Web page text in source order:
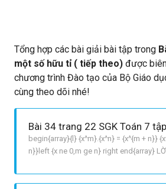
Tổng hợp các bài giải bài tập trong
một số hữu tỉ ( tiếp theo) được
chương trình Đào tạo của Bộ Giáo
cùng theo dõi nhé!
Bài 34 trang 22 SGK Toán 7
begin{array}{l} {x^m}.{x^n} = {x^{m + n}}
n}}left {x ne 0,m ge n} right end{array}
c